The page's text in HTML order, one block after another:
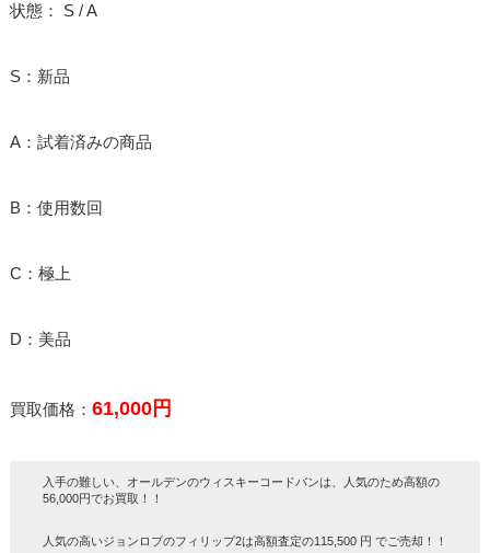
状態： S / A
S：新品
A：試着済みの商品
B：使用数回
C：極上
D：美品
買取価格： 61,000円
入手の難しい、オールデンのウィスキーコードバンは、人気のため高額の
56,000円でお買取！！
人気の高いジョンロブのフィリップ2は高額査定の115,500 円 でご売却！！